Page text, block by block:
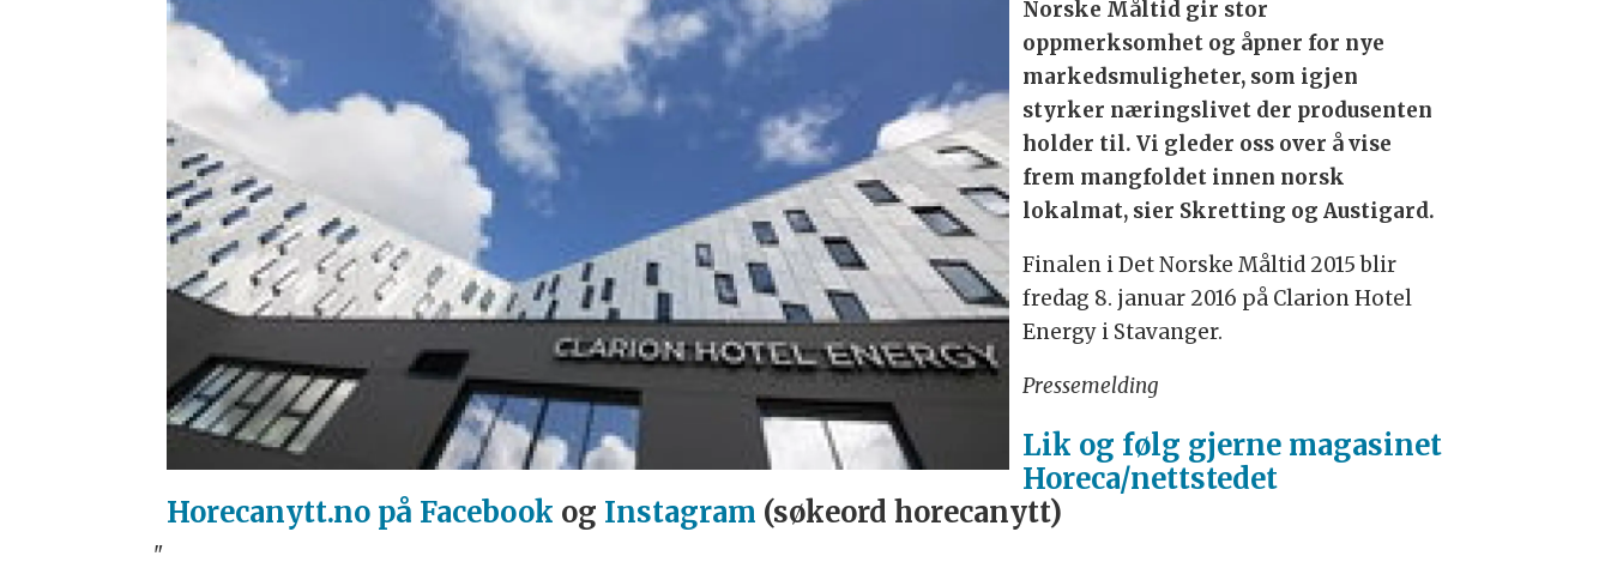
Norske Måltid gir stor
oppmerksomhet og åpner for nye
markedsmuligheter, som igjen
styrker næringslivet der produsenten
holder til. Vi gleder oss over å vise
frem mangfoldet innen norsk
lokalmat, sier Skretting og Austigard.
Finalen i Det Norske Måltid 2015 blir
fredag 8. januar 2016 på Clarion Hotel
Energy i Stavanger.
Pressemelding
Lik og følg gjerne magasinet
Horeca/nettstedet
Horecanytt.no på Facebook og Instagram (søkeord horecanytt)
"